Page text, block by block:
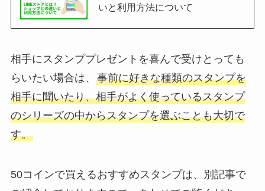
いと利用方法について
相手にスタンププレゼントを喜んで受けとっても
らいたい場合は、 事前に好きな種類のスタンプを
相手に聞いたり、相手がよく使っているスタンプ
のシリーズの中からスタンプを選ぶことも大切で
す。
50コインで買えるおすすめスタンプは、別記事で